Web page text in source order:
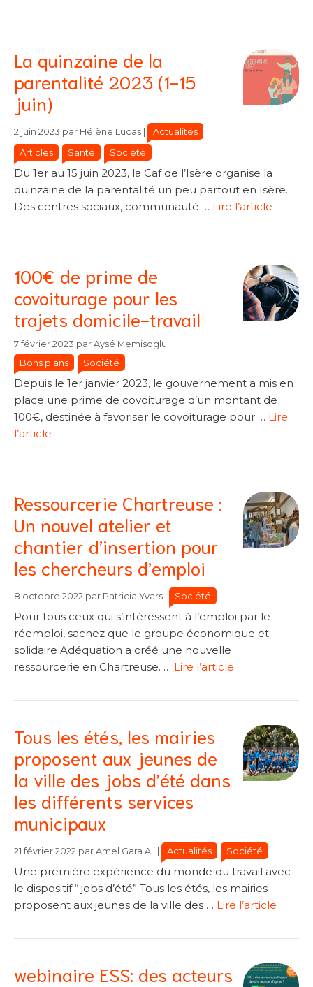
La quinzaine de la
parentalité 2023 (1-15
juin)
2 juin 2023 par Hélène Lucas Catégories
Catégories
Actualités
Articles
Santé Société
Du 1er au 15 juin 2023, la Caf de l’Isère organise la
quinzaine de la parentalité un peu partout en Isère.
Des centres sociaux, communauté … Lire l’article
100€ de prime de
covoiturage pour les
trajets domicile-travail
7 février 2023 par Aysé Memisoglu
Bons plans Société
Depuis le 1er janvier 2023, le gouvernement a mis en
place une prime de covoiturage d’un montant de
100€, destinée à favoriser le covoiturage pour … Lire
l’article
Ressourcerie Chartreuse :
Un nouvel atelier et
chantier d’insertion pour
les chercheurs d’emploi
8 octobre 2022 par Patricia Yvars Catégories
Catégories
Société
Pour tous ceux qui s’intéressent à l’emploi par le
réemploi, sachez que le groupe économique et
solidaire Adéquation a créé une nouvelle
ressourcerie en Chartreuse. … Lire l’article
Tous les étés, les mairies
proposent aux jeunes de
la ville des jobs d’été dans
les différents services
municipaux
21 février 2022 par Amel Gara Ali Catégories
Catégories
Actualités Société
Une première expérience du monde du travail avec
le dispositif “ jobs d’été” Tous les étés, les mairies
proposent aux jeunes de la ville des … Lire l’article
webinaire ESS: des acteurs